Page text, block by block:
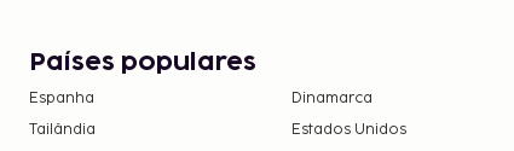
Países populares
Espanha Dinamarca
Tailândia
Estados Unidos